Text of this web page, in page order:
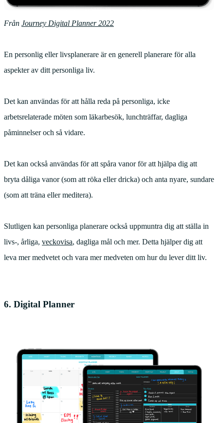
Från Journey Digital Planner 2022
En personlig eller livsplanerare är en generell planerare för alla
aspekter av ditt personliga liv.
Det kan användas för att hålla reda på personliga, icke
arbetsrelaterade möten som läkarbesök, lunchträffar, dagliga
påminnelser och så vidare.
Det kan också användas för att spåra vanor för att hjälpa dig att
bryta dåliga vanor (som att röka eller dricka) och anta nyare, sundare
(som att träna eller meditera).
Slutligen kan personliga planerare också uppmuntra dig att ställa in
livs-, årliga, veckovisa, dagliga mål och mer. Detta hjälper dig att
leva mer medvetet och vara mer medveten om hur du lever ditt liv.
6. Digital Planner